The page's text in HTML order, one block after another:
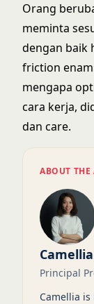
Orang
meminta
dengan baik
friction
mengapa
cara kerja,
dan care.
ABOUT THE
Camellia
Principal
Camellia